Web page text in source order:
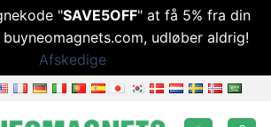
"SAVE5OFF" at få 5% fra din
udløber aldrig!
Afskedige